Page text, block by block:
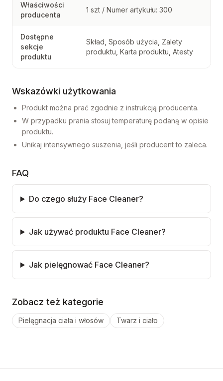
Właściwości
producenta
1 szt / Numer artykułu: 300
Dostępne
sekcje
produktu
Skład, Sposób użycia, Zalety
produktu, Karta produktu, Atesty
Wskazówki użytkowania
Produkt można prać zgodnie z instrukcją producenta.
W przypadku prania stosuj temperaturę podaną w opisie
produktu.
Unikaj intensywnego suszenia, jeśli producent to zaleca.
FAQ
Do czego służy Face Cleaner?
Jak używać produktu Face Cleaner?
Jak pielęgnować Face Cleaner?
Zobacz też kategorie
Pielęgnacja ciała i włosów Twarz i ciało